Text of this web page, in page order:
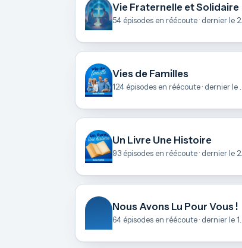
Vie Fraternelle et Solidaire
Vies de Familles
Un Livre Une Histoire
Nous Avons Lu Pour Vous !